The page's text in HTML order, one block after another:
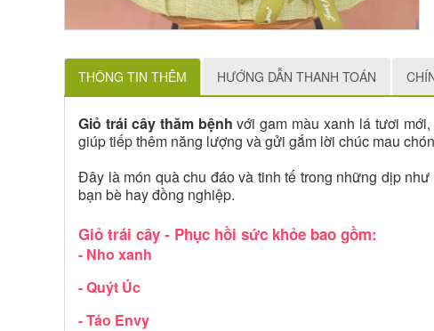
THÔNG TIN THÊM HƯỚNG DẪN THANH TOÁN
Giỏ trái cây thăm bệnhvới gam màu xanh lá tươi
giúp tiếp thêm năng lượng và gửi gắm lời chúc mau
Đây là món quà chu đáo và tinh tế trong những dịp
bạn bè hay đồng nghiệp.
Giỏ trái cây - Phục hồi sức khỏe bao gồm:
- Nho xanh
- Quýt Úc
- Táo Envy